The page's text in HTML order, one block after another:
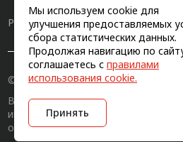
Мы используем cookie для
улучшения предоставляемых
сбора статистических данных.
Продолжая навигацию по
соглашаетесь с правилами
использования cookie.
Принять
Разработка сайта
© 2011-2026, Конструкционный
Вся информация на сайте имеет
информационный характер и не
офертой